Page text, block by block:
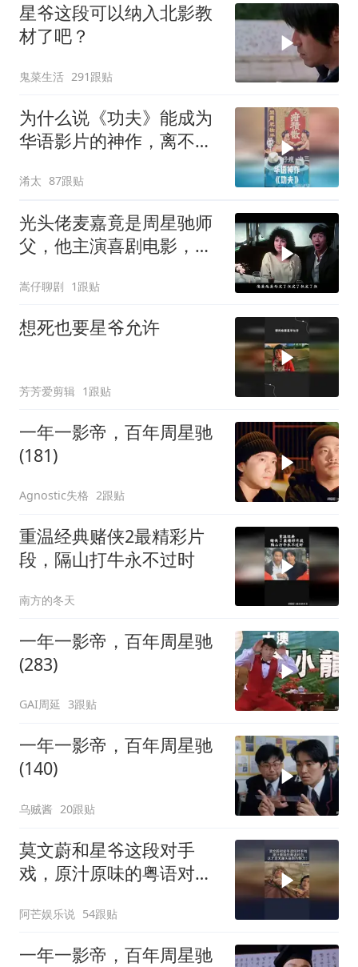
星爷这段可以纳入北影教
材了吧？
鬼菜生活 291跟贴
为什么说《功夫》能成为
华语影片的神作，离不开
淆太 87跟贴
光头佬麦嘉竟是周星驰师
父，他主演喜剧电影，承
嵩仔聊剧 1跟贴
想死也要星爷允许
芳芳爱剪辑 1跟贴
一年一影帝，百年周星驰
(181)
Agnostic失格 2跟贴
重温经典赌侠2最精彩片
段，隔山打牛永不过时
南方的冬天
一年一影帝，百年周星驰
(283)
GAI周延 3跟贴
一年一影帝，百年周星驰
(140)
乌贼酱 20跟贴
莫文蔚和星爷这段对手
戏，原汁原味的粤语对
魅力！
阿芒娱乐说 54跟贴
一年一影帝，百年周星驰